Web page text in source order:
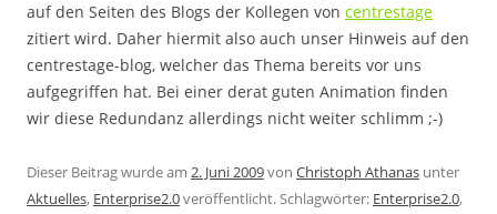
auf den Seiten des Blogs der Kollegen von centrestage
zitiert wird. Daher hiermit also auch unser Hinweis auf den
centrestage-blog, welcher das Thema bereits vor uns
aufgegriffen hat. Bei einer derat guten Animation finden
wir diese Redundanz allerdings nicht weiter schlimm ;-)
Dieser Beitrag wurde am 2. Juni 2009von Christoph Athanas unter
Aktuelles, Enterprise2.0veröffentlicht. Schlagwörter: Enterprise2.0,